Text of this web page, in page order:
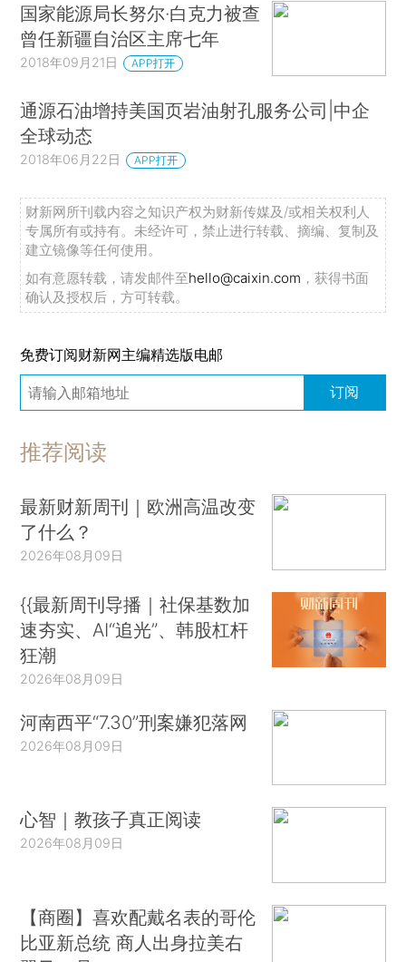
国家能源局长努尔·白克力被查
曾任新疆自治区主席七年
2018年09月21日 APP打开
通源石油增持美国页岩油射孔服务公司|中企
全球动态
2018年06月22日 APP打开
财新网所刊载内容之知识产权为财新传媒及/或相关权利人
专属所有或持有。未经许可，禁止进行转载、摘编、复制及
建立镜像等任何使用。
如有意愿转载，请发邮件至hello@caixin.com ，获得书面
确认及授权后，方可转载。
免费订阅财新网主编精选版电邮
订阅
推荐阅读
最新财新周刊｜欧洲高温改变
了什么？
2026年08月09日
{{最新周刊导播｜社保基数加
速夯实、AI“追光”、韩股杠杆
狂潮
2026年08月09日
河南西平“7.30”刑案嫌犯落网
2026年08月09日
心智｜教孩子真正阅读
2026年08月09日
【商圈】喜欢配戴名表的哥伦
比亚新总统 商人出身拉美右